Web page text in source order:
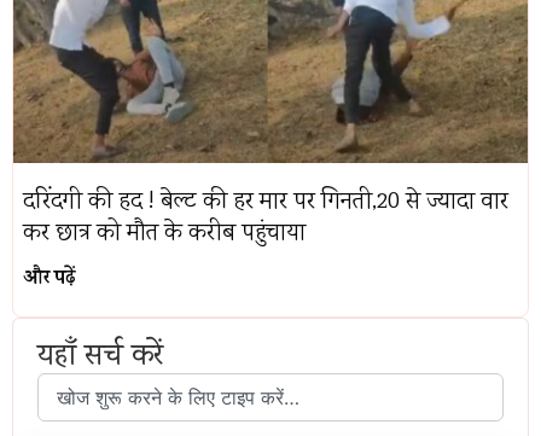
दरिंदगी की हद ! बेल्ट की हर मार पर गिनती,20 से ज्यादा वार
कर छात्र को मौत के करीब पहुंचाया
और पढ़ें
यहाँ सर्च करें